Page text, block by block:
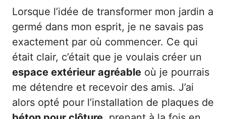
Lorsque l’idée de transformer mon jardin a
germé dans mon esprit, je ne savais pas
exactement par où commencer. Ce qui
était clair, c’était que je voulais créer un
espace extérieur agréable où je pourrais
me détendre et recevoir des amis. J’ai
alors opté pour l’installation de plaques de